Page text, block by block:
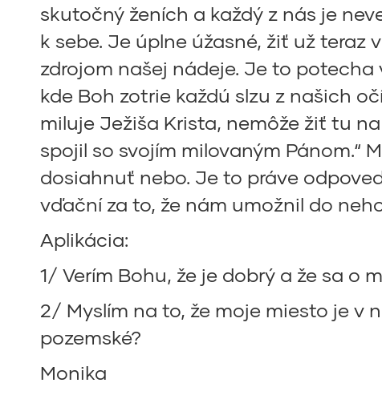
skutočný ženích a každý z nás je
k sebe. Je úplne úžasné, žiť už teraz
zdrojom našej nádeje. Je to
kde Boh zotrie každú slzu z našich
miluje Ježiša Krista, nemôže žiť tu
spojil so svojím milovaným
dosiahnuť nebo. Je to práve
vďační za to, že nám umožnil do
Aplikácia:
1/ Verím Bohu, že je dobrý a že sa o
2/ Myslím na to, že moje miesto je v
pozemské?
Monika